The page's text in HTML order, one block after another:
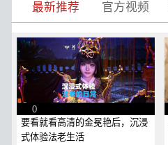
最新推荐 官方视频
0
要看就看高清的金冕艳后，沉浸
式体验法老生活